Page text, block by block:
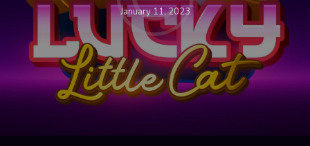
January 11, 2023